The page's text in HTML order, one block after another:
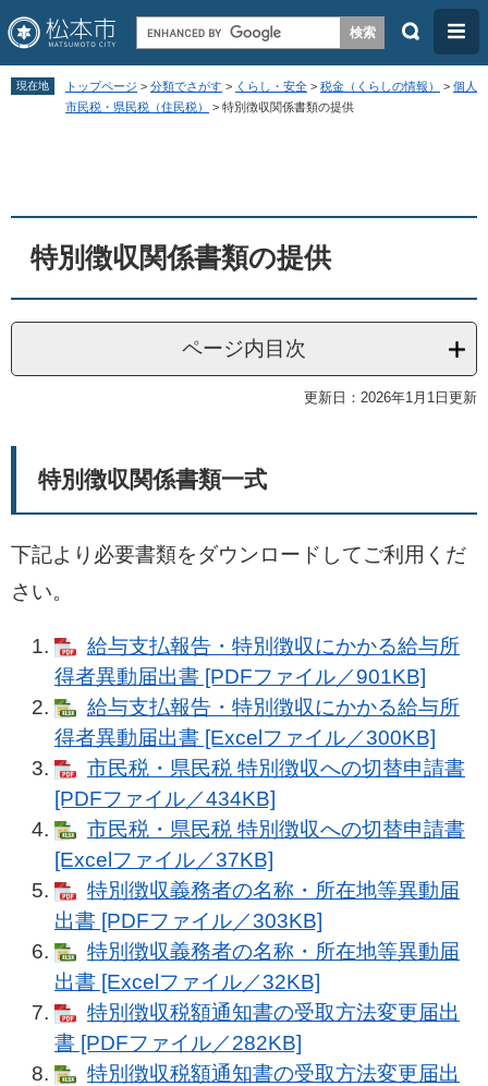
ペ
す
。
メ
し
て
検
メ
ニ
ュ
現在地 トップページ > 分類でさがす > くらし・安全 > 税金（くらしの情報） > 個人
市民税・県民税（住民税）
> 特別徴収関係書類の提供
特別徴収関係書類の提供
ページ内目次
更新日：2026年1月1日更新
特別徴収関係書類一式
下記より必要書類をダウンロードしてご利用くだ
さい。
給与支払報告・特別徴収にかかる給与所
得者異動届出書 [PDFファイル／901KB]
給与支払報告・特別徴収にかかる給与所
得者異動届出書 [Excelファイル／300KB]
市民税・県民税 特別徴収への切替申請書
[PDFファイル／434KB]
市民税・県民税 特別徴収への切替申請書
[Excelファイル／37KB]
特別徴収義務者の名称・所在地等異動届
出書 [PDFファイル／303KB]
特別徴収義務者の名称・所在地等異動届
出書 [Excelファイル／32KB]
特別徴収税額通知書の受取方法変更届出
書 [PDFファイル／282KB]
特別徴収税額通知書の受取方法変更届出